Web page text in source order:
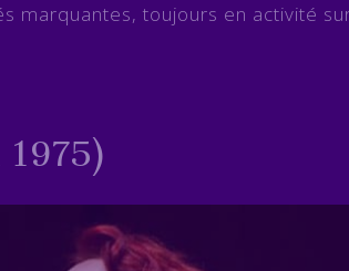
marquantes, toujours en activité